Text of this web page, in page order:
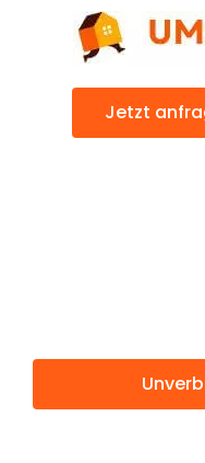
Jetzt